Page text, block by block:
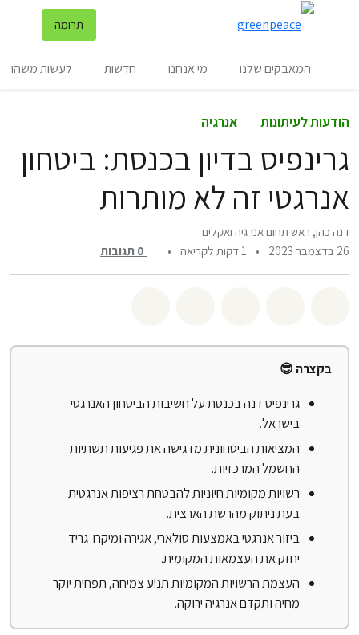
תרומה
המאבקים שלנו מי אנחנו חדשות לעשות משהו
הודעות לעיתונות אנרגיה
גרינפיס בדיון בכנסת: ביטחון
אנרגטי זה לא מותרות
דנה כהן, ראש תחום אנרגיה ואקלים
26 בדצמבר 2023
• 1 דקות לקריאה •
0 תגובות
בקצרה 😎
גרינפיס דנה בכנסת על חשיבות הביטחון האנרגטי
בישראל.
המציאות הביטחונית מדגישה את פגיעות תשתיות
החשמל המרכזיות.
רשויות מקומיות חיוניות להבטחת רציפות אנרגטית
בעת ניתוק מהרשת הארצית.
ביזור אנרגטי באמצעות סולארי, אגירה ומיקרו-גריד
יחזק את העצמאות המקומית.
העצמת הרשויות המקומיות תניע צמיחה, תפחית יוקר
מחיה ותקדם אנרגיה ירוקה.